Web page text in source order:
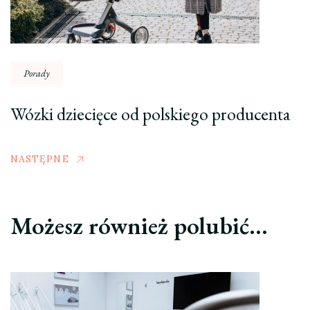
Porady
Wózki dziecięce od polskiego producenta
NASTĘPNE
Możesz również polubić…